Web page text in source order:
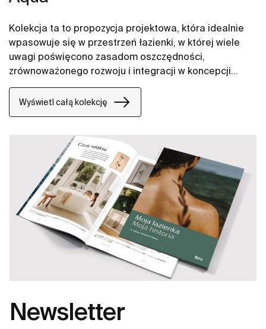
Kolekcja ta to propozycja projektowa, która idealnie
wpasowuje się w przestrzeń łazienki, w której wiele
uwagi poświęcono zasadom oszczędności,
zrównoważonego rozwoju i integracji w koncepcji
technologicznej każdego elementu.
Wyświetl całą kolekcję
Newsletter